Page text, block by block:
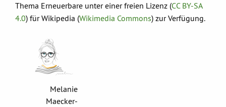
Thema Erneuerbare unter einer freien Lizenz (CC BY-SA
4.0) für Wikipedia (Wikimedia Commons) zur Verfügung.
Melanie
Maecker-